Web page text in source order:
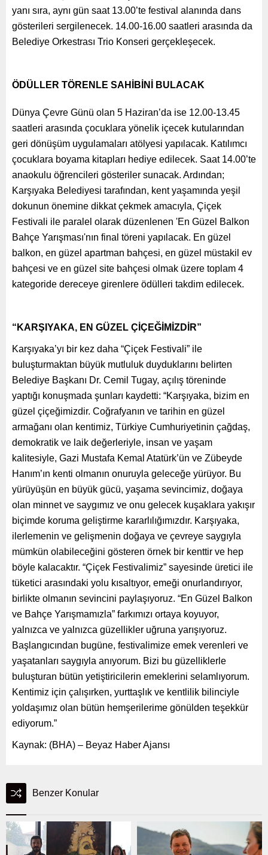
yanı sıra, aynı gün saat 13.00’te festival alanında dans
gösterileri sergilenecek. 14.00-16.00 saatleri arasında da
Belediye Orkestrası Trio Konseri gerçekleşecek.
ÖDÜLLER TÖRENLE SAHİBİNİ BULACAK
Dünya Çevre Günü olan 5 Haziran’da ise 12.00-13.45
saatleri arasında çocuklara yönelik içecek kutularından
geri dönüşüm uygulamaları atölyesi yapılacak. Katılımcı
çocuklara boyama kitapları hediye edilecek. Saat 14.00’te
anaokulu öğrencileri gösteriler sunacak. Ardından;
Karşıyaka Belediyesi tarafından, kent yaşamında yeşil
dokunun önemine dikkat çekmek amacıyla, Çiçek
Festivali ile paralel olarak düzenlenen 'En Güzel Balkon
Bahçe Yarışması'nın final töreni yapılacak. En güzel
balkon, en güzel apartman bahçesi, en güzel müstakil ev
bahçesi ve en güzel site bahçesi olmak üzere toplam 4
kategoride dereceye girenlere ödülleri takdim edilecek.
“KARŞIYAKA, EN GÜZEL ÇİÇEĞİMİZDİR”
Karşıyaka’yı bir kez daha “Çiçek Festivali” ile
buluşturmaktan büyük mutluluk duyduklarını belirten
Belediye Başkanı Dr. Cemil Tugay, açılış töreninde
yaptığı konuşmada şunları kaydetti: “Karşıyaka, bizim en
güzel çiçeğimizdir. Coğrafyanın ve tarihin en güzel
armağanı olan kentimiz, Türkiye Cumhuriyetinin çağdaş,
demokratik ve laik değerleriyle, insan ve yaşam
kalitesiyle, Gazi Mustafa Kemal Atatürk’ün ve Zübeyde
Hanım’ın kenti olmanın onuruyla geleceğe yürüyor. Bu
yürüyüşün en büyük gücü, yaşama sevincimiz, doğaya
olan minnet ve saygımız ve onu gelecek kuşaklara yakışır
biçimde koruma geliştirme kararlılığımızdır. Karşıyaka,
ilerlemenin ve gelişmenin doğaya ve çevreye saygıyla
mümkün olabileceğini gösteren örnek bir kenttir ve hep
böyle kalacaktır. “Çiçek Festivalimiz” sayesinde üretici ile
tüketici arasındaki yolu kısaltıyor, emeği onurlandırıyor,
birlikte olmanın sevincini paylaşıyoruz. “En Güzel Balkon
ve Bahçe Yarışmamızla” farkımızı ortaya koyuyor,
yalnızca ve yalnızca güzellikler uğruna yarışıyoruz.
Başlangıcından bugüne, festivalimize emek verenleri ve
yaşatanları saygıyla anıyorum. Bizi bu güzelliklerle
buluşturan bütün yetiştiricilerin emeklerini selamlıyorum.
Kentimiz için çalışırken, yurttaşlık ve kentlilik bilinciyle
yoldaşımız olan bütün hemşerilerime gönülden teşekkür
ediyorum.”
Kaynak: (BHA) – Beyaz Haber Ajansı
Benzer Konular